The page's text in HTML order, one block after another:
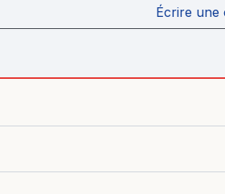
Écrire une